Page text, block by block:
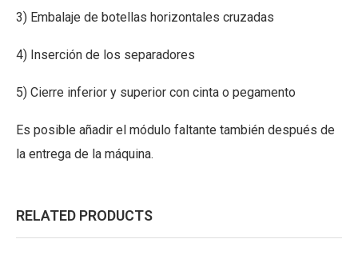
3) Embalaje de botellas horizontales cruzadas
4) Inserción de los separadores
5) Cierre inferior y superior con cinta o pegamento
Es posible añadir el módulo faltante también después de
la entrega de la máquina.
RELATED PRODUCTS